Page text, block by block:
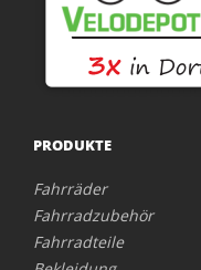
PRODUKTE
Fahrräder
Fahrradzubehör
Fahrradteile